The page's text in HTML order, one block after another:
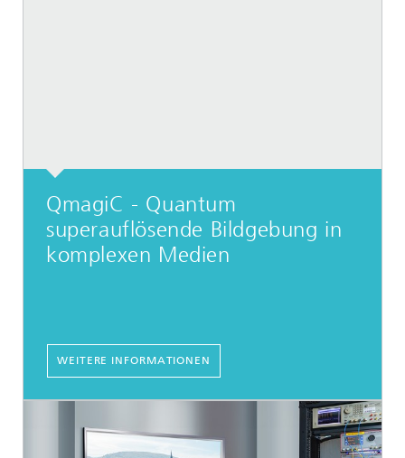
QmagiC - Quantum
superauflösende Bildgebung in
komplexen Medien
WEITERE INFORMATIONEN